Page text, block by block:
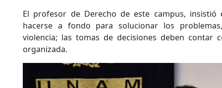
El profesor de Derecho de este campus,
hacerse a fondo para solucionar los
violencia; las tomas de decisiones deben contar
organizada.